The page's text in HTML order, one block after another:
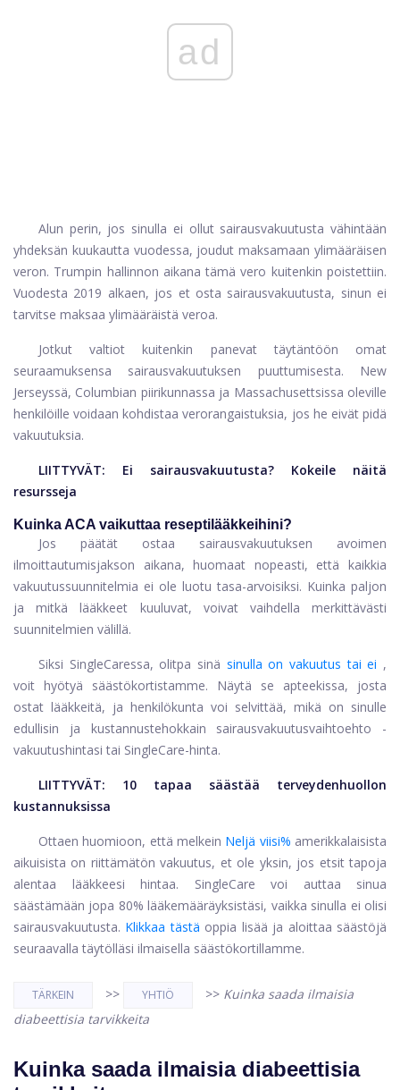
ad
Alun perin, jos sinulla ei ollut sairausvakuutusta vähintään
yhdeksän kuukautta vuodessa, joudut maksamaan ylimääräisen
veron. Trumpin hallinnon aikana tämä vero kuitenkin poistettiin.
Vuodesta 2019 alkaen, jos et osta sairausvakuutusta, sinun ei
tarvitse maksaa ylimääräistä veroa.
Jotkut valtiot kuitenkin panevat täytäntöön omat
seuraamuksensa sairausvakuutuksen puuttumisesta. New
Jerseyssä, Columbian piirikunnassa ja Massachusettsissa oleville
henkilöille voidaan kohdistaa verorangaistuksia, jos he eivät pidä
vakuutuksia.
LIITTYVÄT:
Ei sairausvakuutusta? Kokeile näitä
resursseja
Kuinka ACA vaikuttaa reseptilääkkeihini?
Jos päätät ostaa sairausvakuutuksen avoimen
ilmoittautumisjakson aikana, huomaat nopeasti, että kaikkia
vakuutussuunnitelmia ei ole luotu tasa-arvoisiksi. Kuinka paljon
ja mitkä lääkkeet kuuluvat, voivat vaihdella merkittävästi
suunnitelmien välillä.
Siksi SingleCaressa, olitpa sinä sinulla on vakuutus tai ei ,
voit hyötyä säästökortistamme. Näytä se apteekissa, josta
ostat lääkkeitä, ja henkilökunta voi selvittää, mikä on sinulle
edullisin ja kustannustehokkain sairausvakuutusvaihtoehto -
vakuutushintasi tai SingleCare-hinta.
LIITTYVÄT:
10 tapaa säästää terveydenhuollon
kustannuksissa
Ottaen huomioon, että melkein Neljä viisi% amerikkalaisista
aikuisista on riittämätön vakuutus, et ole yksin, jos etsit tapoja
alentaa lääkkeesi hintaa. SingleCare voi auttaa sinua
säästämään jopa 80% lääkemääräyksistäsi, vaikka sinulla ei olisi
sairausvakuutusta. Klikkaa tästä oppia lisää ja aloittaa säästöjä
seuraavalla täytölläsi ilmaisella säästökortillamme.
TÄRKEIN >> YHTIÖ >> Kuinka saada ilmaisia ​​
diabeettisia tarvikkeita
Kuinka saada ilmaisia ​​diabeettisia